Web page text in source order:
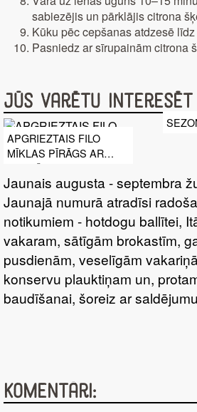
sabiezējis un pārklājis citrona
Kūku pēc cepšanas atdzesē
Pasniedz ar sīrupainām citrona
Jūs varētu interesēt
APGRIEZTAIS FILO
MĪKLAS PĪRĀGS AR
KABAČIEM
Jaunais augusta - septembra
Jaunajā numurā atradīsi
notikumiem - hotdogu ballītei,
vakaram, sātīgām brokastīm,
pusdienām, veselīgām
konservu plauktiņam un,
baudīšanai, šoreiz ar
Komentāri: